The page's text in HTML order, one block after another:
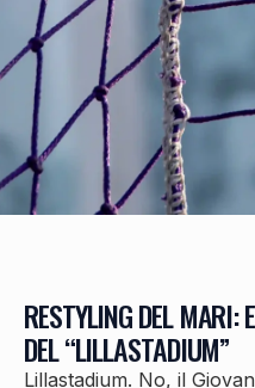
RESTYLING DEL MARI:
DEL “LILLASTADIUM”
Lillastadium. No, il